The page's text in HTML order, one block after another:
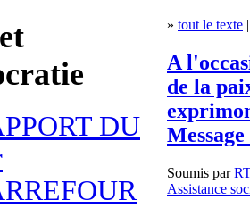
DU
» tout le texte
A
de la
Soumis par
Assistance